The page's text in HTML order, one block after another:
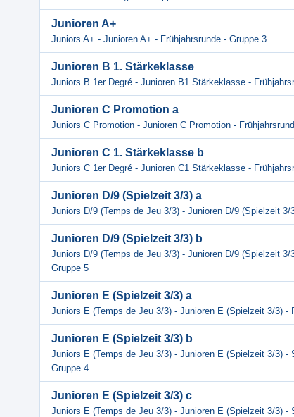
Junioren A+
Juniors A+ - Junioren A+ - Frühjahrsrunde - Gruppe 3
Junioren B 1. Stärkeklasse
Juniors B 1er Degré - Junioren B1 Stärkeklasse -
Junioren C Promotion a
Juniors C Promotion - Junioren C Promotion -
Junioren C 1. Stärkeklasse b
Juniors C 1er Degré - Junioren C1 Stärkeklasse -
Junioren D/9 (Spielzeit 3/3) a
Juniors D/9 (Temps de Jeu 3/3) - Junioren D/9 (Spielzeit
Junioren D/9 (Spielzeit 3/3) b
Juniors D/9 (Temps de Jeu 3/3) - Junioren D/9 (Spielzeit
Gruppe 5
Junioren E (Spielzeit 3/3) a
Juniors E (Temps de Jeu 3/3) - Junioren E (Spielzeit 3/3) -
Junioren E (Spielzeit 3/3) b
Juniors E (Temps de Jeu 3/3) - Junioren E (Spielzeit 3/3) -
Gruppe 4
Junioren E (Spielzeit 3/3) c
Juniors E (Temps de Jeu 3/3) - Junioren E (Spielzeit 3/3) -